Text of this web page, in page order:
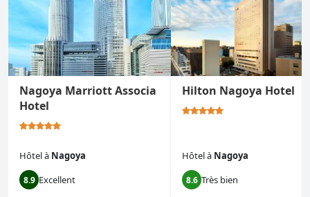
Nagoya Marriott Associa
Hotel
Hôtelà Nagoya
8.9 Excellent
Hilton Nagoya Hotel
Hôtelà Nagoya
8.6 Très bien